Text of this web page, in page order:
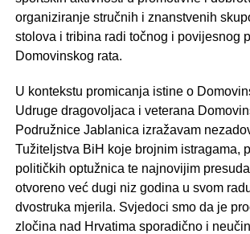
organiziranje stručnih i znanstvenih
stolova i tribina radi točnog i povijesnog
Domovinskog rata.
U kontekstu promicanja istine o
Udruge dragovoljaca i veterana
Podružnice Jablanica izražavam
Tužiteljstva BiH koje brojnim istragama,
političkih optužnica te najnovijim
otvoreno već dugi niz godina u svom
dvostruka mjerila. Svjedoci smo da je
zločina nad Hrvatima sporadično i